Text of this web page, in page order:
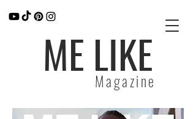
ME LIKE
Magazine